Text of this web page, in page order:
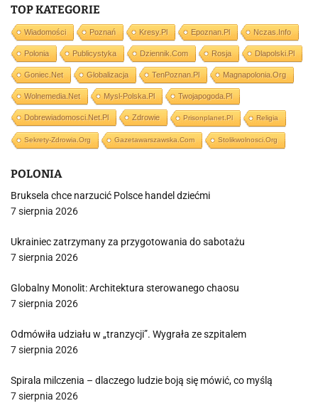
TOP KATEGORIE
Wiadomości Poznań Kresy.pl Epoznan.pl Nczas.info
Polonia Publicystyka Dziennik.com Rosja Dlapolski.pl
Goniec.net Globalizacja TenPoznan.pl Magnapolonia.org
Wolnemedia.net Mysl-Polska.pl Twojapogoda.pl
Dobrewiadomosci.net.pl Zdrowie Prisonplanet.pl Religia
Sekrety-Zdrowia.org Gazetawarszawska.com Stolikwolnosci.org
POLONIA
Bruksela chce narzucić Polsce handel dziećmi
7 sierpnia 2026
Ukrainiec zatrzymany za przygotowania do sabotażu
7 sierpnia 2026
Globalny Monolit: Architektura sterowanego chaosu
7 sierpnia 2026
Odmówiła udziału w „tranzycji”. Wygrała ze szpitalem
7 sierpnia 2026
Spirala milczenia – dlaczego ludzie boją się mówić, co myślą
7 sierpnia 2026